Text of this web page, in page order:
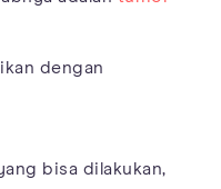
dengan
bisa dilakukan,